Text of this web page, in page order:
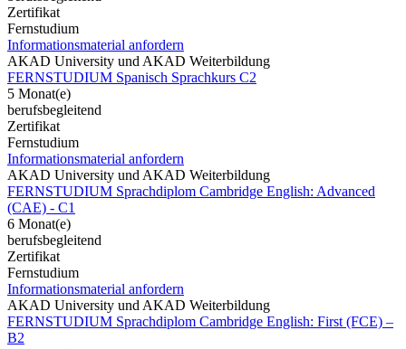
Zertifikat
Fernstudium
Informationsmaterial anfordern
AKAD University und AKAD Weiterbildung
FERNSTUDIUM Spanisch Sprachkurs C2
5 Monat(e)
berufsbegleitend
Zertifikat
Fernstudium
Informationsmaterial anfordern
AKAD University und AKAD Weiterbildung
FERNSTUDIUM Sprachdiplom Cambridge English: Advanced
(CAE) - C1
6 Monat(e)
berufsbegleitend
Zertifikat
Fernstudium
Informationsmaterial anfordern
AKAD University und AKAD Weiterbildung
FERNSTUDIUM Sprachdiplom Cambridge English: First (FCE) –
B2